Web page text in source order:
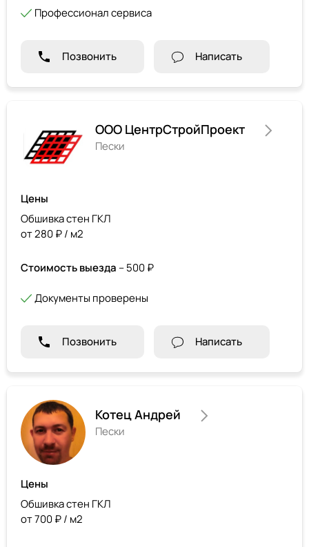
Профессионал сервиса
Позвонить Написать
ООО ЦентрСтройПроект
Пески
Цены
Обшивка стен ГКЛ
от 280 ₽ / м2
Стоимость выезда – 500 ₽
Документы проверены
Позвонить Написать
Котец Андрей
Пески
Цены
Обшивка стен ГКЛ
от 700 ₽ / м2